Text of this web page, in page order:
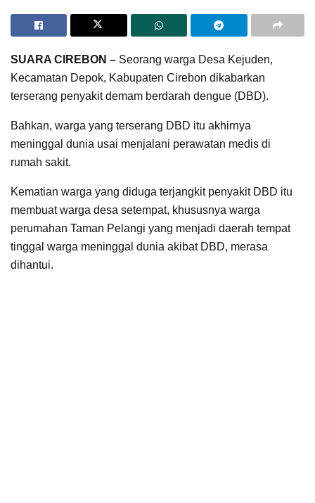
SUARA CIREBON – Seorang warga Desa Kejuden,
Kecamatan Depok, Kabupaten Cirebon dikabarkan
terserang penyakit demam berdarah dengue (DBD).
Bahkan, warga yang terserang DBD itu akhirnya
meninggal dunia usai menjalani perawatan medis di
rumah sakit.
Kematian warga yang diduga terjangkit penyakit DBD itu
membuat warga desa setempat, khususnya warga
perumahan Taman Pelangi yang menjadi daerah tempat
tinggal warga meninggal dunia akibat DBD, merasa
dihantui.